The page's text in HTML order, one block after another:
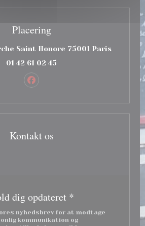
Placering
Saint Honore 75001 Paris((åbner i
01 42 61 02 45
Facebook ((åbner i et nyt
Kontakt os
dig opdateret *
nyhedsbrev for at modtage
kommunikation og